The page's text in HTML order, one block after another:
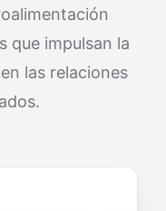
que impulsan la
las relaciones